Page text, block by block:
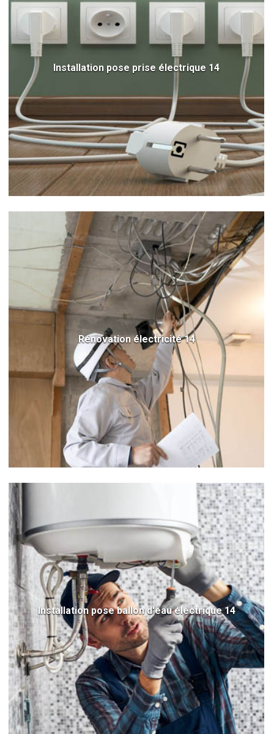
Installation pose prise électrique 14
Rénovation électricité 14
Installation pose ballon d'eau électrique 14